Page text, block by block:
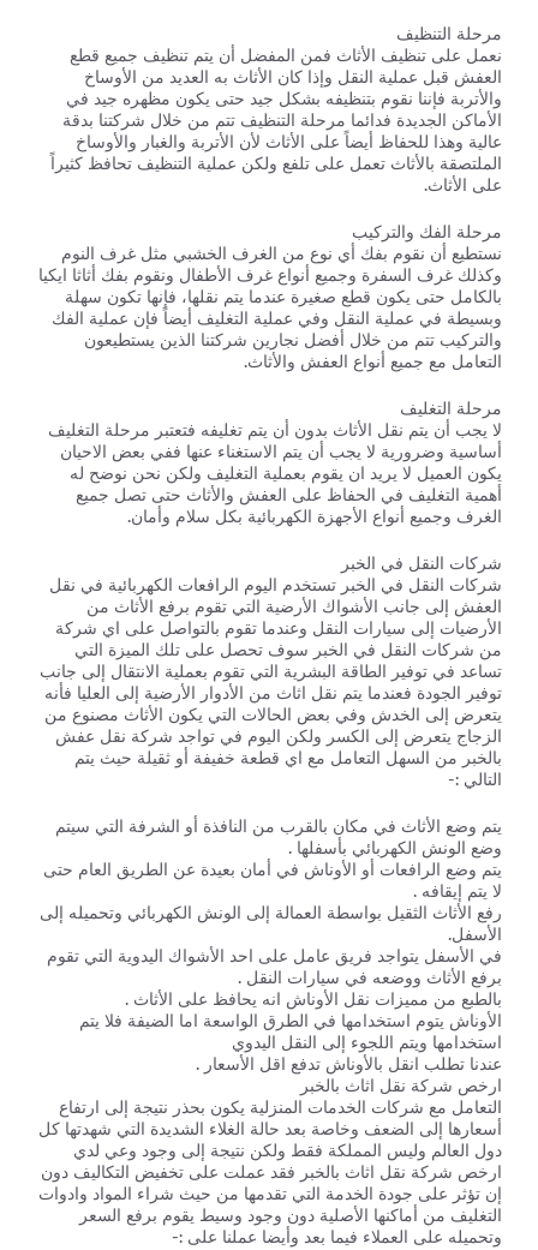
مرحلة التنظيف
نعمل على تنظيف الأثاث فمن المفضل أن يتم تنظيف جميع قطع
العفش قبل عملية النقل وإذا كان الأثاث به العديد من الأوساخ
والأتربة فإننا نقوم بتنظيفه بشكل جيد حتى يكون مظهره جيد في
الأماكن الجديدة فدائما مرحلة التنظيف تتم من خلال شركتنا بدقة
عالية وهذا للحفاظ أيضاً على الأثاث لأن الأتربة والغبار والأوساخ
الملتصقة بالأثاث تعمل على تلفع ولكن عملية التنظيف تحافظ كثيراً
على الأثاث.
مرحلة الفك والتركيب
نستطيع أن نقوم بفك أي نوع من الغرف الخشبي مثل غرف النوم
وكذلك غرف السفرة وجميع أنواع غرف الأطفال ونقوم بفك أثاثا ايكيا
بالكامل حتى يكون قطع صغيرة عندما يتم نقلها، فإنها تكون سهلة
وبسيطة في عملية النقل وفي عملية التغليف أيضاً فإن عملية الفك
والتركيب تتم من خلال أفضل نجارين شركتنا الذين يستطيعون
التعامل مع جميع أنواع العفش والأثاث.
مرحلة التغليف
لا يجب أن يتم نقل الأثاث بدون أن يتم تغليفه فتعتبر مرحلة التغليف
أساسية وضرورية لا يجب أن يتم الاستغناء عنها ففي بعض الاحيان
يكون العميل لا يريد ان يقوم بعملية التغليف ولكن نحن نوضح له
أهمية التغليف في الحفاظ على العفش والأثاث حتى تصل جميع
الغرف وجميع أنواع الأجهزة الكهربائية بكل سلام وأمان.
شركات النقل في الخبر
شركات النقل في الخبر تستخدم اليوم الرافعات الكهربائية في نقل
العفش إلى جانب الأشواك الأرضية التي تقوم برفع الأثاث من
الأرضيات إلى سيارات النقل وعندما تقوم بالتواصل على اي شركة
من شركات النقل في الخبر سوف تحصل على تلك الميزة التي
تساعد في توفير الطاقة البشرية التي تقوم بعملية الانتقال إلى جانب
توفير الجودة فعندما يتم نقل اثاث من الأدوار الأرضية إلى العليا فأنه
يتعرض إلى الخدش وفي بعض الحالات التي يكون الأثاث مصنوع من
الزجاج يتعرض إلى الكسر ولكن اليوم في تواجد شركة نقل عفش
بالخبر من السهل التعامل مع اي قطعة خفيفة أو ثقيلة حيث يتم
التالي :-
يتم وضع الأثاث في مكان بالقرب من النافذة أو الشرفة التي سيتم
وضع الونش الكهربائي بأسفلها .
يتم وضع الرافعات أو الأوناش في أمان بعيدة عن الطريق العام حتى
لا يتم إيقافه .
رفع الأثاث الثقيل بواسطة العمالة إلى الونش الكهربائي وتحميله إلى
الأسفل.
في الأسفل يتواجد فريق عامل على احد الأشواك اليدوية التي تقوم
برفع الأثاث ووضعه في سيارات النقل .
بالطبع من مميزات نقل الأوناش انه يحافظ على الأثاث .
الأوناش يتوم استخدامها في الطرق الواسعة اما الضيفة فلا يتم
استخدامها ويتم اللجوء إلى النقل اليدوي
عندنا تطلب انقل بالأوناش تدفع اقل الأسعار .
ارخص شركة نقل اثاث بالخبر
التعامل مع شركات الخدمات المنزلية يكون بحذر نتيجة إلى ارتفاع
أسعارها إلى الضعف وخاصة بعد حالة الغلاء الشديدة التي شهدتها كل
دول العالم وليس المملكة فقط ولكن نتيجة إلى وجود وعي لدي
ارخص شركة نقل اثاث بالخبر فقد عملت على تخفيض التكاليف دون
إن تؤثر على جودة الخدمة التي تقدمها من حيث شراء المواد وادوات
التغليف من أماكنها الأصلية دون وجود وسيط يقوم برفع السعر
وتحميله على العملاء فيما بعد وأيضا عملنا على :-